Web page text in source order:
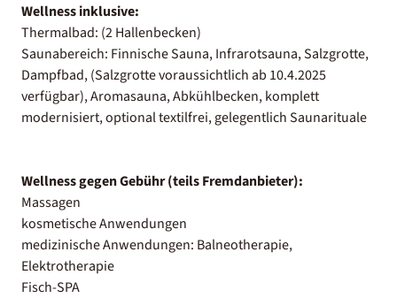
Wellness inklusive:
Thermalbad: (2 Hallenbecken)
Saunabereich: Finnische Sauna, Infrarotsauna, Salzgrotte,
Dampfbad, (Salzgrotte voraussichtlich ab 10.4.2025
verfügbar), Aromasauna, Abkühlbecken, komplett
modernisiert, optional textilfrei, gelegentlich Saunarituale
Wellness gegen Gebühr (teils Fremdanbieter):
Massagen
kosmetische Anwendungen
medizinische Anwendungen: Balneotherapie,
Elektrotherapie
Fisch-SPA